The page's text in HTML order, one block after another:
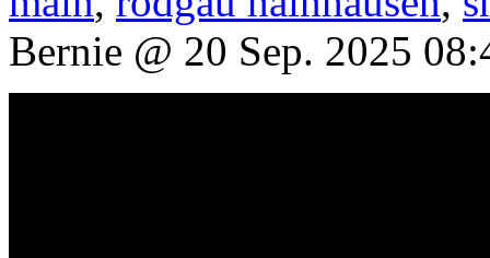
Bernie @ 20 Sep. 2025